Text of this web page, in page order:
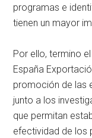
programas e
tienen un mayor
Por ello, termino
España
promoción de las
junto a los
que permitan
efectividad de los